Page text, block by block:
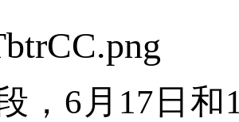
， 6月17日